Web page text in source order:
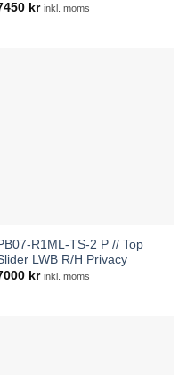
kr inkl. moms
R1ML-TS-2 P // Top
LWB R/H Privacy
kr inkl. moms